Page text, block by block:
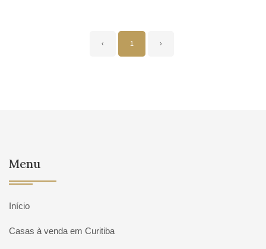
‹ 1 ›
Menu
Início
Casas à venda em Curitiba